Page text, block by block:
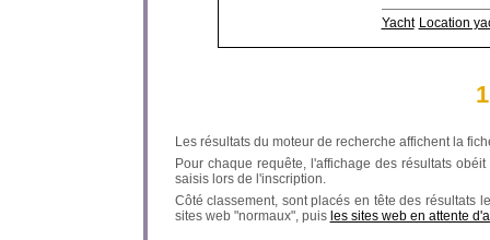
Yacht Location
1
Les résultats du moteur de recherche affichent la
Pour chaque requête, l'affichage des résultats
saisis lors de l'inscription.
Côté classement, sont placés en tête des résultats
sites web "normaux", puis les sites web en attente